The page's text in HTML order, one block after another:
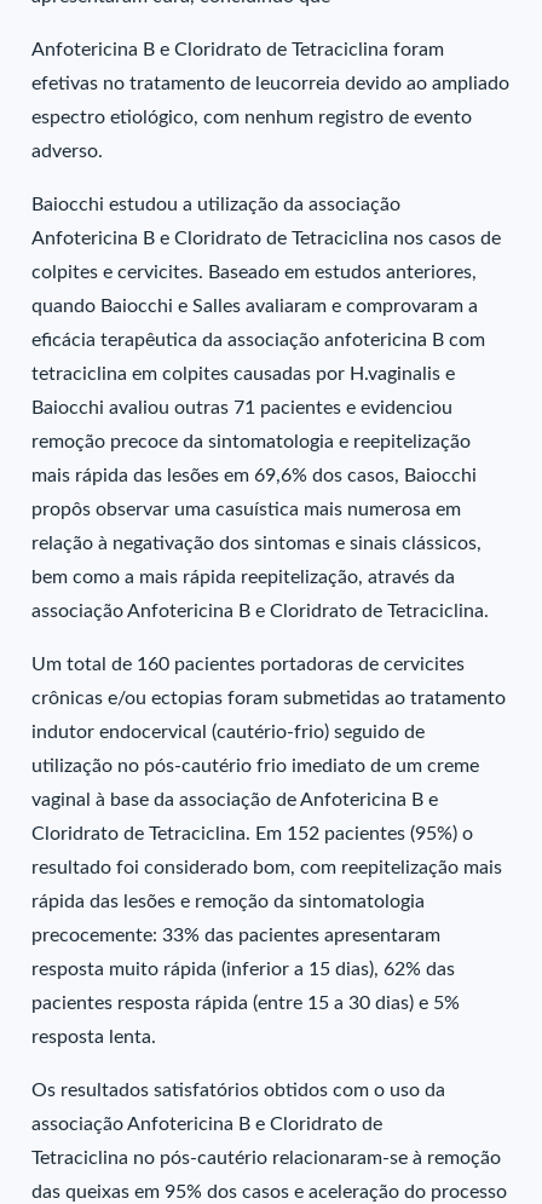
Anfotericina B e Cloridrato de Tetraciclina foram
efetivas no tratamento de leucorreia devido ao ampliado
espectro etiológico, com nenhum registro de evento
adverso.
Baiocchi estudou a utilização da associação
Anfotericina B e Cloridrato de Tetraciclina nos casos de
colpites e cervicites. Baseado em estudos anteriores,
quando Baiocchi e Salles avaliaram e comprovaram a
eficácia terapêutica da associação anfotericina B com
tetraciclina em colpites causadas por H.vaginalis e
Baiocchi avaliou outras 71 pacientes e evidenciou
remoção precoce da sintomatologia e reepitelização
mais rápida das lesões em 69,6% dos casos, Baiocchi
propôs observar uma casuística mais numerosa em
relação à negativação dos sintomas e sinais clássicos,
bem como a mais rápida reepitelização, através da
associação Anfotericina B e Cloridrato de Tetraciclina.
Um total de 160 pacientes portadoras de cervicites
crônicas e/ou ectopias foram submetidas ao tratamento
indutor endocervical (cautério-frio) seguido de
utilização no pós-cautério frio imediato de um creme
vaginal à base da associação de Anfotericina B e
Cloridrato de Tetraciclina. Em 152 pacientes (95%) o
resultado foi considerado bom, com reepitelização mais
rápida das lesões e remoção da sintomatologia
precocemente: 33% das pacientes apresentaram
resposta muito rápida (inferior a 15 dias), 62% das
pacientes resposta rápida (entre 15 a 30 dias) e 5%
resposta lenta.
Os resultados satisfatórios obtidos com o uso da
associação Anfotericina B e Cloridrato de
Tetraciclina no pós-cautério relacionaram-se à remoção
das queixas em 95% dos casos e aceleração do processo